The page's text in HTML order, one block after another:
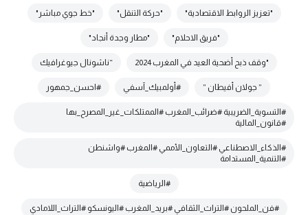
"تعزيز الروابط الاقتصادية" "حركة التنقل" "خط جوي مباشر"
"فريق الاحلام" "مطار وجدة أنجاد"
"وقف ذبح أضحية العيد في المغرب 2024 “ناشونال جيوغرافيك
” جولان أفيطان ” #أولمبيك_آسفي #احسن_جمهور
#التسوية_الضريبية #ضرائب_المغرب #الممتلكات_غير_المصرح_بها
#قانون_المالية
#الذكاء_الاصطناعي #التعاون_الأممي #المغرب #واشنطن
#التنمية_المستدامة
#الرياضية
#فن_الملحون #التراث_الثقافي #بريد_المغرب #اليونسكو #التراث_اللامادي